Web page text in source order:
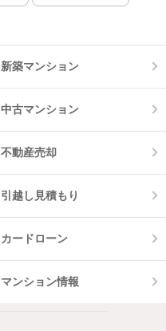
新築マンション
中古マンション
不動産売却
引越し見積もり
カードローン
マンション情報